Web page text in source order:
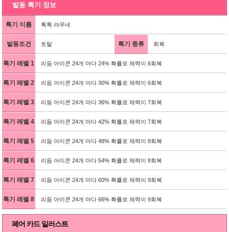
발동 특기 정보
특기 이름 톡톡 라무네
발동조건 토탈 특기 종류 회복
특기 레벨 1 리듬 아이콘 24개 마다 24% 확률로 체력이 6회복
특기 레벨 2 리듬 아이콘 24개 마다 30% 확률로 체력이 6회복
특기 레벨 3 리듬 아이콘 24개 마다 36% 확률로 체력이 7회복
특기 레벨 4 리듬 아이콘 24개 마다 42% 확률로 체력이 7회복
특기 레벨 5 리듬 아이콘 24개 마다 48% 확률로 체력이 8회복
특기 레벨 6 리듬 아이콘 24개 마다 54% 확률로 체력이 8회복
특기 레벨 7 리듬 아이콘 24개 마다 60% 확률로 체력이 9회복
특기 레벨 8 리듬 아이콘 24개 마다 66% 확률로 체력이 9회복
페어 카드 일러스트